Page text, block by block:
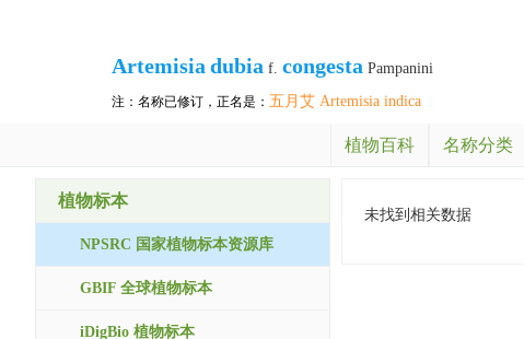
Artemisia dubia f. congesta Pampanini
注：名称已修订，正名是： 五月艾 Artemisia indica
植物百科 名称分类
植物标本
NPSRC 国家植物标本资源库
GBIF 全球植物标本
iDigBio 植物标本
未找到相关数据